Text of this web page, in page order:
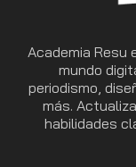
Academia Resu
mundo
periodismo,
más.
habilidades